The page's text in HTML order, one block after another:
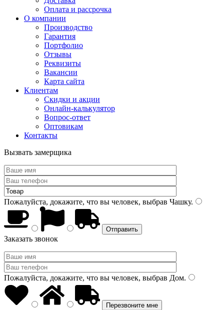
Оплата и рассрочка
О компании
Производство
Гарантия
Портфолио
Отзывы
Реквизиты
Вакансии
Карта сайта
Клиентам
Скидки и акции
Онлайн-калькулятор
Вопрос-ответ
Оптовикам
Контакты
Вызвать замерщика
Пожалуйста, докажите, что вы человек, выбрав Чашку.
Заказать звонок
Пожалуйста, докажите, что вы человек, выбрав Дом.